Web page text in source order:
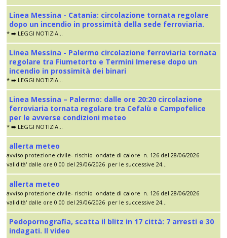
Linea Messina - Catania: circolazione tornata regolare
dopo un incendio in prossimità della sede ferroviaria.
* ➡️ LEGGI NOTIZIA...
Linea Messina - Palermo circolazione ferroviaria tornata
regolare tra Fiumetorto e Termini Imerese dopo un
incendio in prossimità dei binari
* ➡️ LEGGI NOTIZIA...
Linea Messina – Palermo: dalle ore 20:20 circolazione
ferroviaria tornata regolare tra Cefalù e Campofelice
per le avverse condizioni meteo
* ➡️ LEGGI NOTIZIA...
allerta meteo
avviso protezione civile- rischio ondate di calore n. 126 del 28/06/2026
validità' dalle ore 0.00 del 29/06/2026 per le successive 24...
allerta meteo
avviso protezione civile- rischio ondate di calore n. 126 del 28/06/2026
validità' dalle ore 0.00 del 29/06/2026 per le successive 24...
Pedopornografia, scatta il blitz in 17 città: 7 arresti e 30
indagati. Il video